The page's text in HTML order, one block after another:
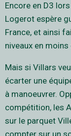
Encore en D3
Logerot espère
France, et ainsi
niveaux en moins
Mais si Villars
écarter une
à manoeuvrer.
compétition, les
sur le parquet
compter sur un